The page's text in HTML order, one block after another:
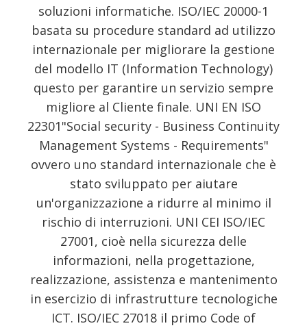
soluzioni informatiche. ISO/IEC 20000-1
basata su procedure standard ad utilizzo
internazionale per migliorare la gestione
del modello IT (Information Technology)
questo per garantire un servizio sempre
migliore al Cliente finale. UNI EN ISO
22301"Social security - Business Continuity
Management Systems - Requirements"
ovvero uno standard internazionale che è
stato sviluppato per aiutare
un'organizzazione a ridurre al minimo il
rischio di interruzioni. UNI CEI ISO/IEC
27001, cioè nella sicurezza delle
informazioni, nella progettazione,
realizzazione, assistenza e mantenimento
in esercizio di infrastrutture tecnologiche
ICT. ISO/IEC 27018 il primo Code of